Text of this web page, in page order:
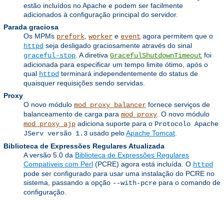
estão incluídos no Apache e podem ser facilmente
adicionados à configuração principal do servidor.
Parada graciosa
Os MPMs prefork worker e event agora permitem que o
httpd seja desligado graciosamente através do sinal
graceful-stop . A diretiva GracefulShutdownTimeout foi
adicionada para especificar um tempo limite ótimo, após o
qual httpd terminará independentemente do status de
quaisquer requisições sendo servidas.
Proxy
O novo módulo mod_proxy_balancer fornece serviços de
balanceamento de carga para mod_proxy . O novo módulo
mod_proxy_ajp adiciona suporte para o Protocolo Apache
JServ versão 1.3 usado peloApache Tomcat
Biblioteca de Expressões Regulares Atualizada
A versão 5.0 da Biblioteca de Expressões Regulares
Compatíveis com Perl (PCRE) agora está incluída. O httpd
pode ser configurado para usar uma instalação do PCRE no
sistema, passando a opção --with-pcre para o comando de
configuração.